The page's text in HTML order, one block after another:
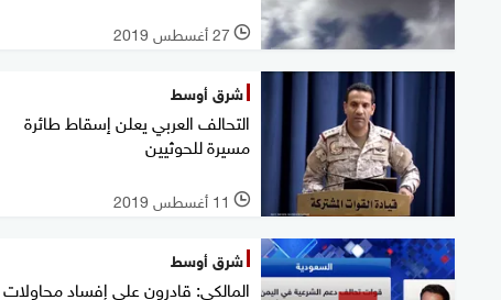
l 27 أغسطس 2019
شرق أوسط
التحالف العربي يعلن إسقاط طائرة
مسيرة للحوثيين
l 11 أغسطس 2019
شرق أوسط
المالكي: قادرون على إفساد محاولات